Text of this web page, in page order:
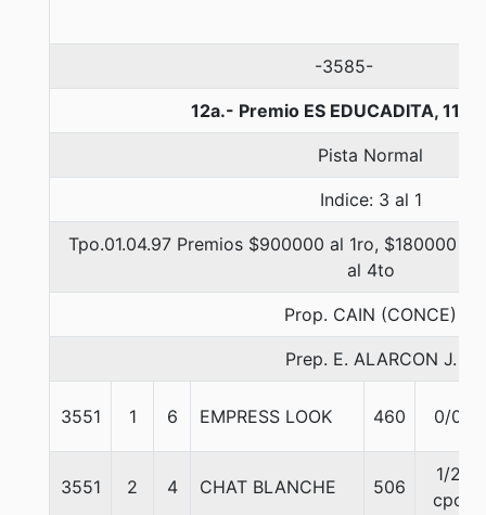
-3585-
12a.- Premio ES EDUCADITA,
Pista Normal
Indice: 3 al 1
Tpo.01.04.97 Premios $900000 al 1ro, $180000
al 4to
Prop. CAIN (CONCE)
Prep. E. ALARCON J.
3551 1 6 EMPRESS LOOK 460 0/0
3551 2 4 CHAT BLANCHE 506
1/2
cpo